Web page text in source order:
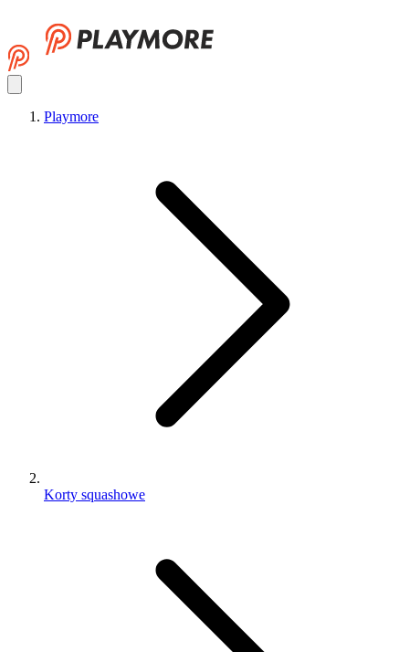
Playmore
Korty squashowe